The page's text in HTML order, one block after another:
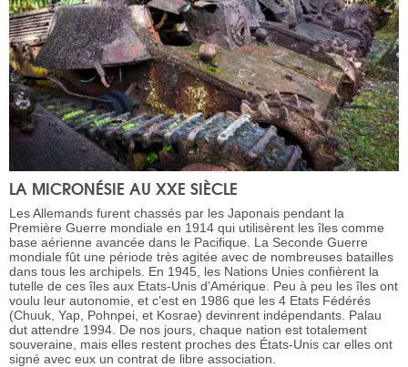
LA MICRONÉSIE AU XXE SIÈCLE
Les Allemands furent chassés par les Japonais pendant la
Première Guerre mondiale en 1914 qui utilisèrent les îles comme
base aérienne avancée dans le Pacifique. La Seconde Guerre
mondiale fût une période très agitée avec de nombreuses batailles
dans tous les archipels. En 1945, les Nations Unies confièrent la
tutelle de ces îles aux Etats-Unis d’Amérique. Peu à peu les îles ont
voulu leur autonomie, et c’est en 1986 que les 4 Etats Fédérés
(Chuuk, Yap, Pohnpei, et Kosrae) devinrent indépendants. Palau
dut attendre 1994. De nos jours, chaque nation est totalement
souveraine, mais elles restent proches des États-Unis car elles ont
signé avec eux un contrat de libre association.